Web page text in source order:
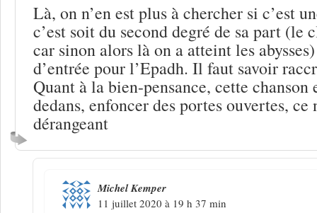
Là, on n’en est plus à chercher si c’est
c’est soit du second degré de sa part (le
car sinon alors là on a atteint les
d’entrée pour l’Epadh. Il faut savoir
Quant à la bien-pensance, cette
dedans, enfoncer des portes ouvertes, ce
dérangeant
Michel Kemper
11 juillet 2020 à 19 h 37 min